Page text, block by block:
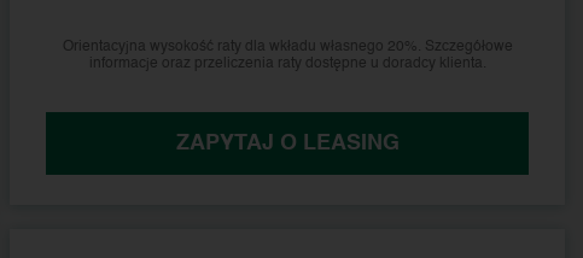
Orientacyjna wysokość raty dla wkładu własnego 20%. Szczegółowe
informacje oraz przeliczenia raty dostępne u doradcy klienta.
ZAPYTAJ O LEASING